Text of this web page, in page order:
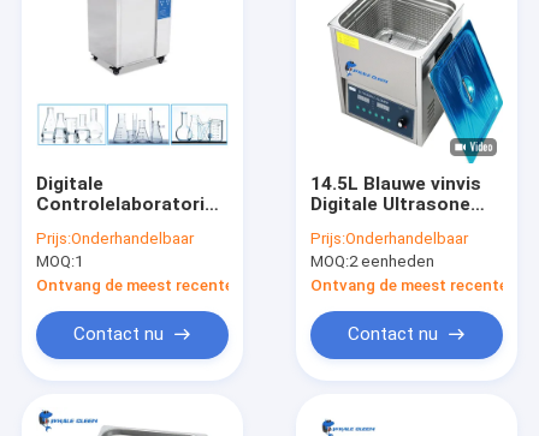
Digitale
Controlelaboratorium
38L 600 Watts
Ultrasone
Schoonmakende
Machine
Prijs:Onderhandelbaar
MOQ:1
Ontvang de meest recente Prijs
Contact nu
14.5L Blauwe vinvis
Digitale Ultrasone
Concave Oppervlakte
20-80C
Prijs:Onderhandelbaar
MOQ:2 eenheden
Ontvang de meest recente
Contact nu